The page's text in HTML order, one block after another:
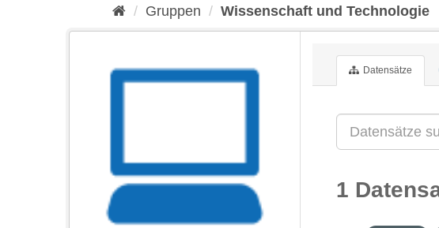
Gruppen Wissenschaft und Technologie
Datensätze
1